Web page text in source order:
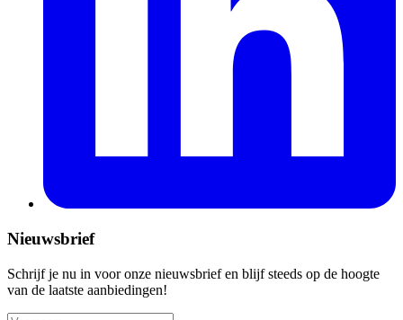
Nieuwsbrief
Schrijf je nu in voor onze nieuwsbrief en blijf steeds op de hoogte
van de laatste aanbiedingen!